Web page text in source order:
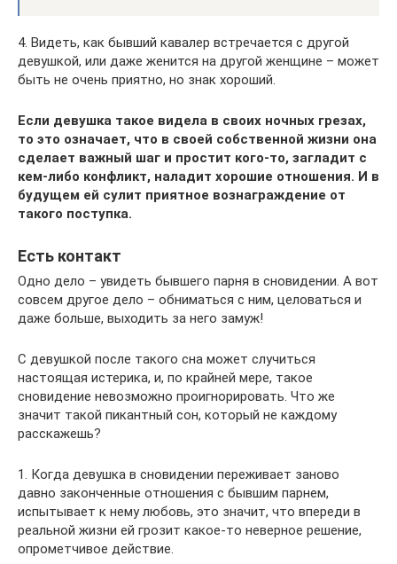
4. Видеть, как бывший кавалер встречается с другой
девушкой, или даже женится на другой женщине – может
быть не очень приятно, но знак хороший.
Если девушка такое видела в своих ночных грезах,
то это означает, что в своей собственной жизни она
сделает важный шаг и простит кого-то, загладит с
кем-либо конфликт, наладит хорошие отношения. И в
будущем ей сулит приятное вознаграждение от
такого поступка.
Есть контакт
Одно дело – увидеть бывшего парня в сновидении. А вот
совсем другое дело – обниматься с ним, целоваться и
даже больше, выходить за него замуж!
С девушкой после такого сна может случиться
настоящая истерика, и, по крайней мере, такое
сновидение невозможно проигнорировать. Что же
значит такой пикантный сон, который не каждому
расскажешь?
1. Когда девушка в сновидении переживает заново
давно законченные отношения с бывшим парнем,
испытывает к нему любовь, это значит, что впереди в
реальной жизни ей грозит какое-то неверное решение,
опрометчивое действие.